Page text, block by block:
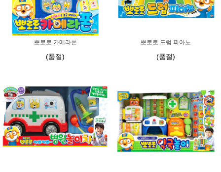
뽀로로 카메라폰
(품절)
뽀로로 드럼 피아노
(품절)